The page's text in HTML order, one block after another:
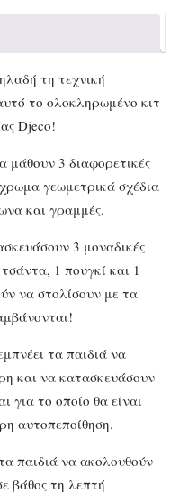
τη τεχνική
το ολοκληρωμένο κιτ
Djeco!
μάθουν 3 διαφορετικές
γεωμετρικά σχέδια
και γραμμές.
3 μοναδικές
1 πουγκί και 1
να στολίσουν με τα
τα παιδιά να
και να κατασκευάσουν
για το οποίο θα είναι
αυτοπεποίθηση.
παιδιά να ακολουθούν
βάθος τη λεπτή